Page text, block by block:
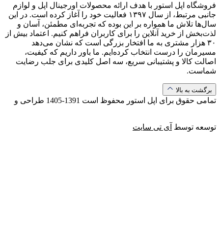
فروشگاه اپل استور با هدف ارائه‌ محصولات اورجینال اپل و لوازم
جانبی مرتبط، از سال ۱۳۹۷ فعالیت خود را آغاز کرده است. در این
سال‌ها تلاش ما همواره بر این بوده که تجربه‌ای مطمئن، آسان و
لذت‌بخش از خرید آنلاین را برای کاربران فراهم کنیم. اعتماد بیش از
۳۰ هزار مشتری به ما افتخار بزرگی است که نشان می‌دهد
مسیرمان را درست انتخاب کرده‌ایم. ما باور داریم که کیفیت،
اصالت کالا و پشتیبانی سریع، سه اصل کلیدی برای جلب رضایت
شماست.
برگشت به بالا
تمامی حقوق برای اپل استور محفوظ است 1391-1405 طراحی و
توسعه توسط آی تی سایت